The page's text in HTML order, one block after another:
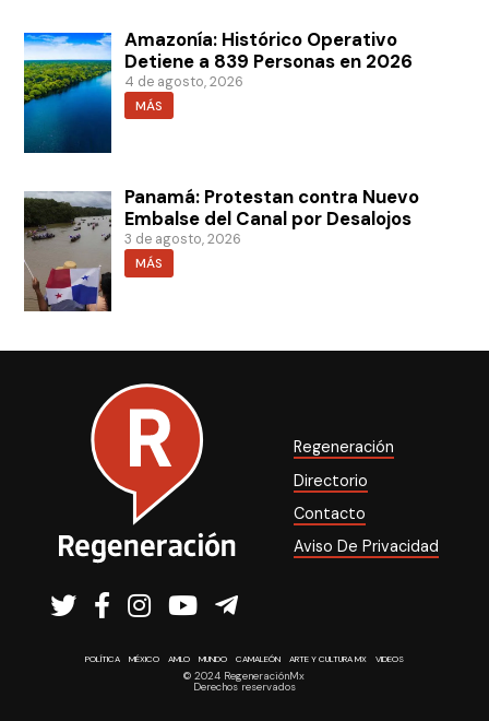
Amazonía: Histórico Operativo
Detiene a 839 Personas en 2026
4 de agosto, 2026
MÁS
Panamá: Protestan contra Nuevo
Embalse del Canal por Desalojos
3 de agosto, 2026
MÁS
Regeneración
Directorio
Contacto
Aviso De Privacidad
POLÍTICA MÉXICO AMLO MUNDO CAMALEÓN ARTE Y CULTURA MX VIDEOS
© 2024 RegeneraciónMx
Derechos reservados